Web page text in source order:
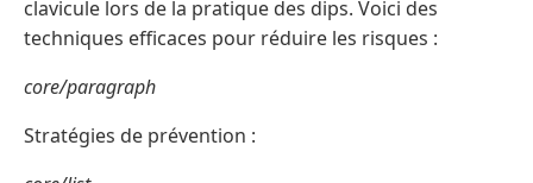
clavicule lors de la pratique des dips. Voici des
techniques efficaces pour réduire les risques :
core/paragraph
Stratégies de prévention :